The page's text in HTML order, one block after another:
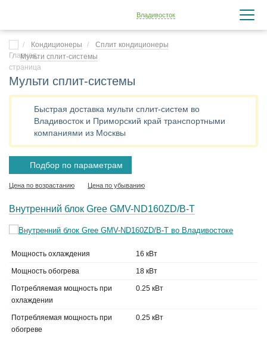
Владивосток
Кондиционеры
Сплит кондиционеры
Мульти сплит-системы
Мульти сплит-системы
Быстрая доставка мульти сплит-систем во
Владивосток и Приморский край транспортными
компаниями из Москвы
Подбор по параметрам
Цена по возрастанию Цена по убыванию
Внутренний блок Gree GMV-ND160ZD/B-T
Мощность охлаждения 16 кВт
Мощность обогрева 18 кВт
Потребляемая мощность при
охлаждении
0.25 кВт
Потребляемая мощность при
обогреве
0.25 кВт